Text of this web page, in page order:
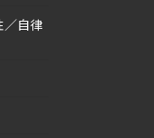
／自律